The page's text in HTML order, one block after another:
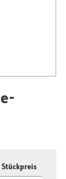
Stückpreis